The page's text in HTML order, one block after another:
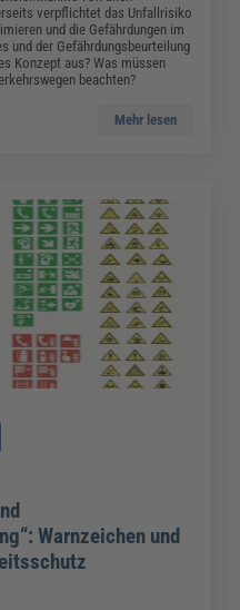
verpflichtet das Unfallrisiko
und die Gefährdungen im
und der Gefährdungsbeurteilung
Konzept aus? Was müssen
beachten?
Mehr lesen
Warnzeichen und